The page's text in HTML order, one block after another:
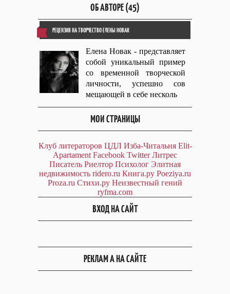
ОБ АВТОРЕ (45)
РЕЦЕНЗИЯ НА ТВОРЧЕСТВО ЕЛЕНЫ НОВАК
Елена Новак - представляет
собой уникальный пример
со временной творческой
личности, успешно сов
мещающей в себе несколь
МОИ СТРАНИЦЫ
Клуб литераторов ЦДЛ Изба-Читальня Elit-
Apartament Facebook Twitter Литрес
Писатель Риелтор Психолог Элитная
недвижимость ridero.ru Книга.ру Poeziya.ru
Proza.ru Стихи.ру Неизвестный гений
ryfma.com
ВХОД НА САЙТ
РЕКЛАМ А НА САЙТЕ